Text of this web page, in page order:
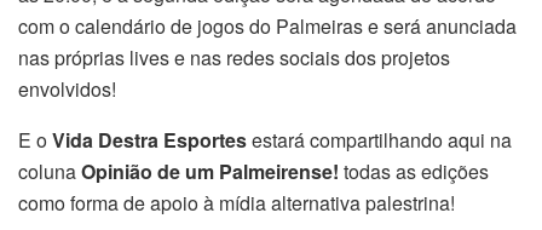
com o calendário de jogos do Palmeiras e será anunciada
nas próprias lives e nas redes sociais dos projetos
envolvidos!
E oVida Destra Esportesestará compartilhando aqui na
colunaOpinião de um Palmeirense! todas as edições
como forma de apoio à mídia alternativa palestrina!